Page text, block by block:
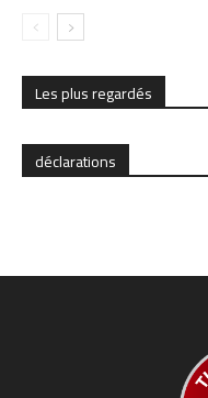
Les plus regardés
déclarations